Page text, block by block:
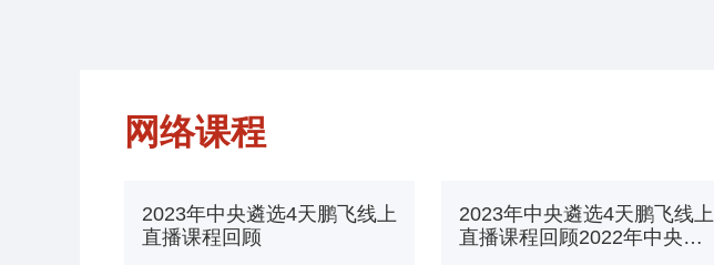
网络课程
2023年中央遴选4天鹏飞线上
直播课程回顾
2023年中央遴选4天鹏飞线上
直播课程回顾2022年中央遴